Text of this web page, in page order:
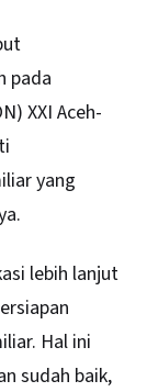
pada
XXI Aceh-
yang
lebih lanjut
Hal ini
sudah baik,